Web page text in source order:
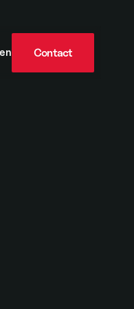
Contact
Contact